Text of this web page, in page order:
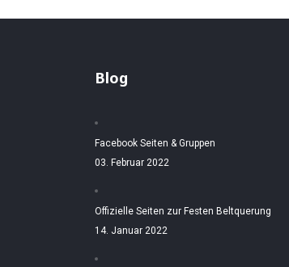
Blog
Facebook Seiten & Gruppen
03. Februar 2022
Offizielle Seiten zur Festen Beltquerung
14. Januar 2022